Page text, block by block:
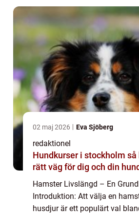
02 maj 2026 Eva Sjöberg
redaktionel
Hundkurser i stockholm så hittar du
rätt väg för dig och din
Hamster Livslängd – En
Introduktion: Att välja en
husdjur är ett populärt val